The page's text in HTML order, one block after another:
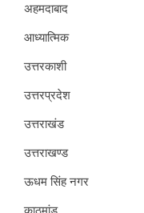
अहमदाबाद
आध्यात्मिक
उत्तरकाशी
उत्तरप्रदेश
उत्तराखंड
उत्तराखण्ड
ऊधम सिंह नगर